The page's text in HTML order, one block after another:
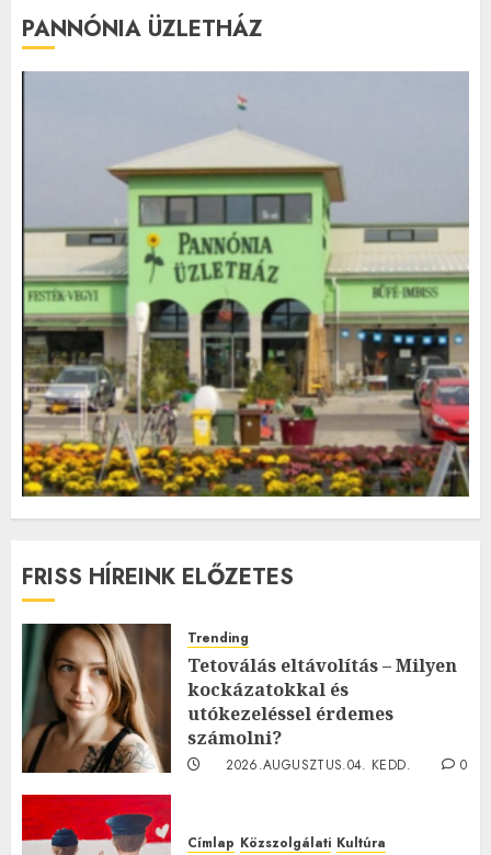
PANNÓNIA ÜZLETHÁZ
FRISS HÍREINK ELŐZETES
Trending
Tetoválás eltávolítás – Milyen
kockázatokkal és
utókezeléssel érdemes
számolni?
2026.AUGUSZTUS.04. KEDD.
0
Címlap Közszolgálati Kultúra